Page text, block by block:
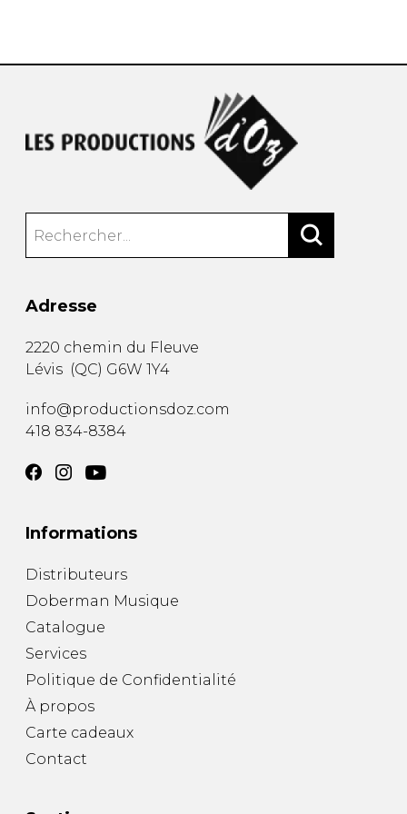
Adresse
2220 chemin du Fleuve
Lévis (QC) G6W 1Y4
info@productionsdoz.com
418 834-8384
Informations
Distributeurs
Doberman Musique
Catalogue
Services
Politique de Confidentialité
À propos
Carte cadeaux
Contact